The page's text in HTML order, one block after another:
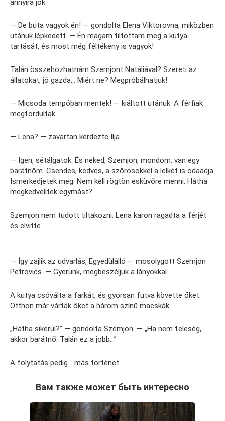
annyira jók.
— De buta vagyok én! — gondolta Elena Viktorovna, miközben
utánuk lépkedett. — Én magam tiltottam meg a kutya
tartását, és most még féltékeny is vagyok!
Talán összehozhatnám Szemjont Natáliával? Szereti az
állatokat, jó gazda… Miért ne? Megpróbálhatjuk!
— Micsoda tempóban mentek! — kiáltott utánuk. A férfiak
megfordultak.
— Lena? — zavartan kérdezte Ilja.
— Igen, sétálgatok. És neked, Szemjon, mondom: van egy
barátnőm. Csendes, kedves, a szőrösökkel a lelkét is odaadja.
Ismerkedjetek meg. Nem kell rögtön esküvőre menni. Hátha
megkedvelitek egymást?
Szemjon nem tudott tiltakozni: Lena karon ragadta a férjét
és elvitte.
— Így zajlik az udvarlás, Egyedülálló — mosolygott Szemjon
Petrovics. — Gyerünk, megbeszéljük a lányokkal.
A kutya csóválta a farkát, és gyorsan futva követte őket.
Otthon már várták őket a három színű macskák.
„Hátha sikerül?” — gondolta Szemjon. — „Ha nem feleség,
akkor barátnő. Talán ez a jobb…”
A folytatás pedig… más történet.
Вам также может быть интересно